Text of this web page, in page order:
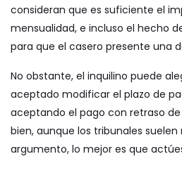
consideran que es suficiente el
mensualidad, e incluso el hecho
para que el casero presente una
No obstante, el inquilino puede
aceptado modificar el plazo de
aceptando el pago con retraso
bien, aunque los tribunales
argumento, lo mejor es que